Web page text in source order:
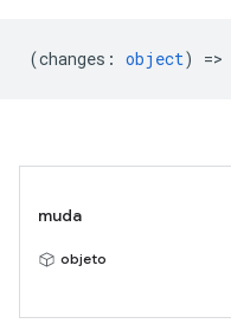
(changes : object) =>
muda
objeto